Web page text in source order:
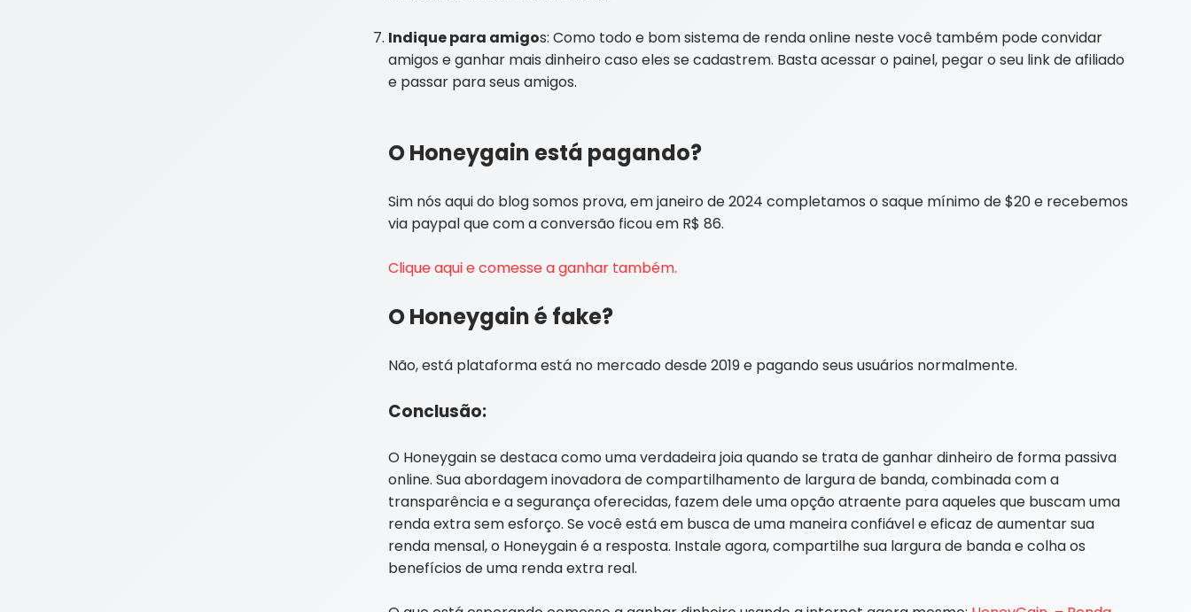
Indique para amigos: Como todo e bom sistema de renda online neste você também pode convidar
amigos e ganhar mais dinheiro caso eles se cadastrem. Basta acessar o painel, pegar o seu link de afiliado
e passar para seus amigos.
O Honeygain está pagando?
Sim nós aqui do blog somos prova, em janeiro de 2024 completamos o saque mínimo de $20 e recebemos
via paypal que com a conversão ficou em R$ 86.
Clique aqui e comesse a ganhar também.
O Honeygain é fake?
Não, está plataforma está no mercado desde 2019 e pagando seus usuários normalmente.
Conclusão:
O Honeygain se destaca como uma verdadeira joia quando se trata de ganhar dinheiro de forma passiva
online. Sua abordagem inovadora de compartilhamento de largura de banda, combinada com a
transparência e a segurança oferecidas, fazem dele uma opção atraente para aqueles que buscam uma
renda extra sem esforço. Se você está em busca de uma maneira confiável e eficaz de aumentar sua
renda mensal, o Honeygain é a resposta. Instale agora, compartilhe sua largura de banda e colha os
benefícios de uma renda extra real.